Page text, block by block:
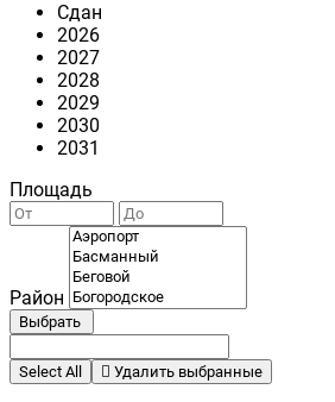
Сдан
2026
2027
2028
2029
2030
2031
Площадь
Район
Выбрать
Select All Удалить выбранные